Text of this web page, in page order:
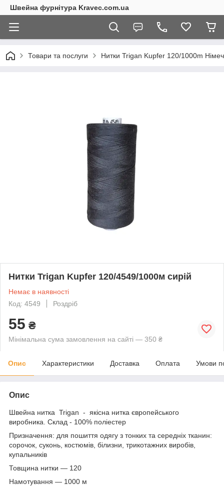
Швейна фурнітура Kravec.com.ua
Товари та послуги Нитки Trigan Kupfer 120/1000m
Нитки Trigan Kupfer 120/4549/1000м сирій
Немає в наявності
Код: 4549
Роздріб
55 ₴
Мінімальна сума замовлення на сайті — 350 ₴
Опис Характеристики Доставка Оплата Умови
Опис
Швейна нитка Trigan - якісна нитка європейського
виробника. Склад - 100% поліестер
Призначення: для пошиття одягу з тонких та середніх тканин:
сорочок, суконь, костюмів, білизни, трикотажних виробів,
купальників
Товщина нитки — 120
Намотування — 1000 м